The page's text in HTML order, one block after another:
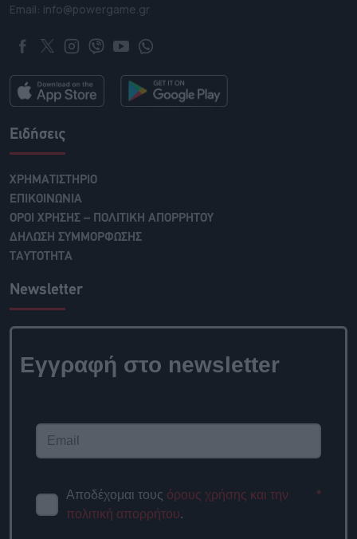
Email: info@powergame.gr
Ειδήσεις
ΧΡΗΜΑΤΙΣΤΗΡΙΟ
ΕΠΙΚΟΙΝΩΝΙΑ
ΟΡΟΙ ΧΡΗΣΗΣ – ΠΟΛΙΤΙΚΗ ΑΠΟΡΡΗΤΟΥ
ΔΗΛΩΣΗ ΣΥΜΜΟΡΦΩΣΗΣ
ΤΑΥΤΟΤΗΤΑ
Newsletter
Εγγραφή στο newsletter
Αποδέχομαι τους όρους χρήσης και την
πολιτική απορρήτου.
*